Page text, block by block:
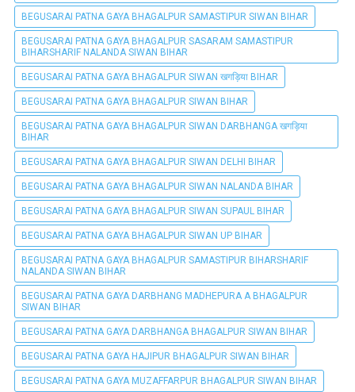
BEGUSARAI PATNA GAYA BHAGALPUR SAMASTIPUR SIWAN BIHAR
BEGUSARAI PATNA GAYA BHAGALPUR SASARAM SAMASTIPUR
BIHARSHARIF NALANDA SIWAN BIHAR
BEGUSARAI PATNA GAYA BHAGALPUR SIWAN खगड़िया BIHAR
BEGUSARAI PATNA GAYA BHAGALPUR SIWAN BIHAR
BEGUSARAI PATNA GAYA BHAGALPUR SIWAN DARBHANGA खगड़िया
BIHAR
BEGUSARAI PATNA GAYA BHAGALPUR SIWAN DELHI BIHAR
BEGUSARAI PATNA GAYA BHAGALPUR SIWAN NALANDA BIHAR
BEGUSARAI PATNA GAYA BHAGALPUR SIWAN SUPAUL BIHAR
BEGUSARAI PATNA GAYA BHAGALPUR SIWAN UP BIHAR
BEGUSARAI PATNA GAYA BHAGALPUR SAMASTIPUR BIHARSHARIF
NALANDA SIWAN BIHAR
BEGUSARAI PATNA GAYA DARBHANG MADHEPURA A BHAGALPUR
SIWAN BIHAR
BEGUSARAI PATNA GAYA DARBHANGA BHAGALPUR SIWAN BIHAR
BEGUSARAI PATNA GAYA HAJIPUR BHAGALPUR SIWAN BIHAR
BEGUSARAI PATNA GAYA MUZAFFARPUR BHAGALPUR SIWAN BIHAR